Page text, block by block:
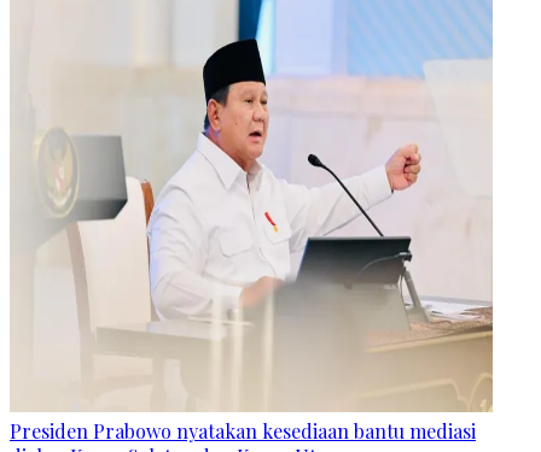
Presiden Prabowo nyatakan kesediaan bantu mediasi